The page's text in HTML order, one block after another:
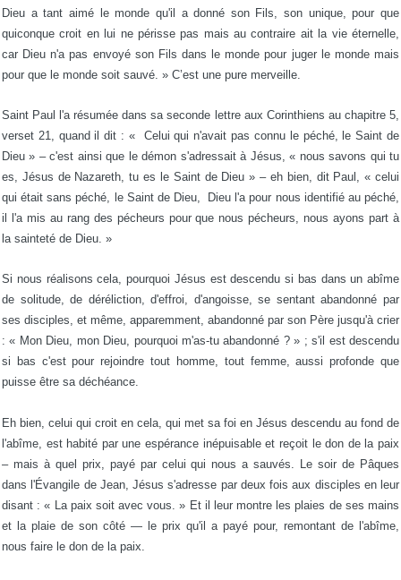
Dieu a tant aimé le monde qu'il a donné son Fils, son unique, pour que
quiconque croit en lui ne périsse pas mais au contraire ait la vie éternelle,
car Dieu n'a pas envoyé son Fils dans le monde pour juger le monde mais
pour que le monde soit sauvé. » C’est une pure merveille.
Saint Paul l'a résumée dans sa seconde lettre aux Corinthiens au chapitre 5,
verset 21, quand il dit : « Celui qui n'avait pas connu le péché, le Saint de
Dieu » – c'est ainsi que le démon s'adressait à Jésus, « nous savons qui tu
es, Jésus de Nazareth, tu es le Saint de Dieu » – eh bien, dit Paul, « celui
qui était sans péché, le Saint de Dieu, Dieu l'a pour nous identifié au péché,
il l'a mis au rang des pécheurs pour que nous pécheurs, nous ayons part à
la sainteté de Dieu. »
Si nous réalisons cela, pourquoi Jésus est descendu si bas dans un abîme
de solitude, de déréliction, d'effroi, d'angoisse, se sentant abandonné par
ses disciples, et même, apparemment, abandonné par son Père jusqu'à crier
: « Mon Dieu, mon Dieu, pourquoi m'as-tu abandonné ? » ; s'il est descendu
si bas c'est pour rejoindre tout homme, tout femme, aussi profonde que
puisse être sa déchéance.
Eh bien, celui qui croit en cela, qui met sa foi en Jésus descendu au fond de
l'abîme, est habité par une espérance inépuisable et reçoit le don de la paix
– mais à quel prix, payé par celui qui nous a sauvés. Le soir de Pâques
dans l'Évangile de Jean, Jésus s'adresse par deux fois aux disciples en leur
disant : « La paix soit avec vous. » Et il leur montre les plaies de ses mains
et la plaie de son côté — le prix qu'il a payé pour, remontant de l'abîme,
nous faire le don de la paix.